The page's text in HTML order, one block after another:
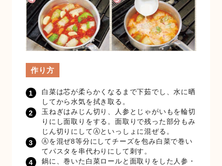
作り方
白菜は芯が柔らかくなるまで下茹でし、水に晒
してから水気を拭き取る。
玉ねぎはみじん切り、人参とじゃがいもを輪切
りにし面取りをする。面取りで残った部分もみ
じん切りにしてⒶといっしょに混ぜる。
Ⓐを混ぜ8等分にしてチーズを包み白菜で巻い
てパスタを串代わりにして刺す。
鍋に、巻いた白菜ロールと面取りをした人参・